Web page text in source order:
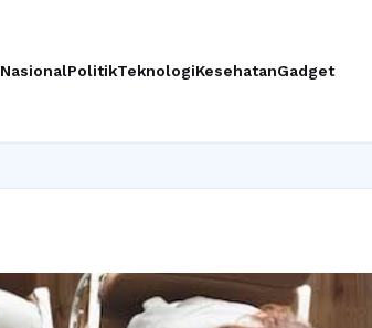
NasionalPolitikTeknologiKesehatanGadget